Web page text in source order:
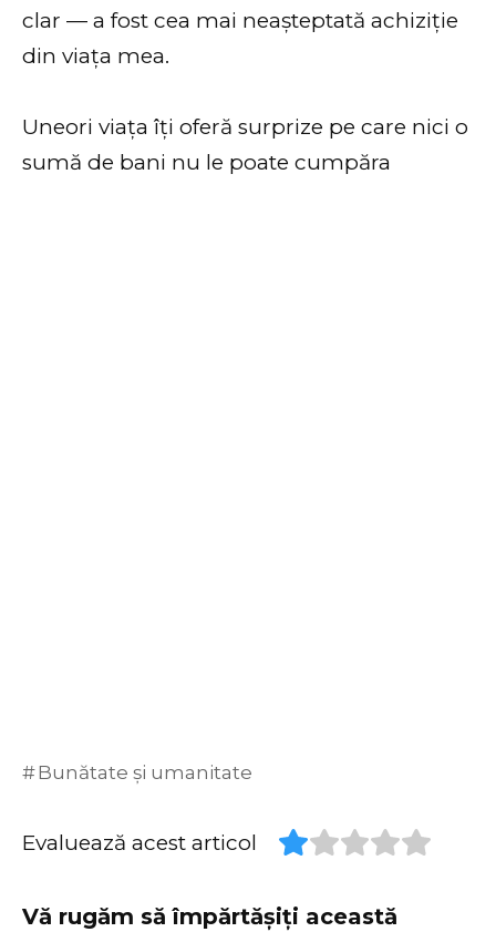
clar — a fost cea mai neașteptată achiziție
din viața mea.
Uneori viața îți oferă surprize pe care nici o
sumă de bani nu le poate cumpăra
Bunătate și umanitate
Evaluează acest articol
Vă rugăm să împărtășiți această